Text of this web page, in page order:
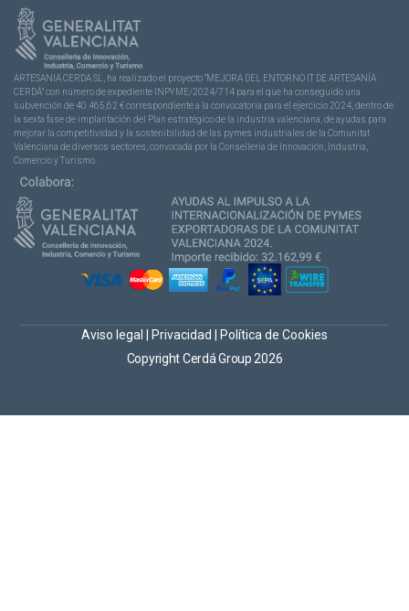
ARTESANIA CERDA SL, ha realizado el proyecto “MEJORA DEL ENTORNO IT DE ARTESANÍA
CERDÁ” con número de expediente INPYME/2024/714 para el que ha conseguido una
subvención de 40.465,62 € correspondiente a la convocatoria para el ejercicio 2024, dentro de
la sexta fase de implantación del Plan estratégico de la industria valenciana, de ayudas para
mejorar la competitividad y la sostenibilidad de las pymes industriales de la Comunitat
Valenciana de diversos sectores, convocada por la Conselleria de Innovación, Industria,
Comercio y Turismo.
Copyright Cerdá Group 2026
Aviso legal Privacidad Política de Cookies